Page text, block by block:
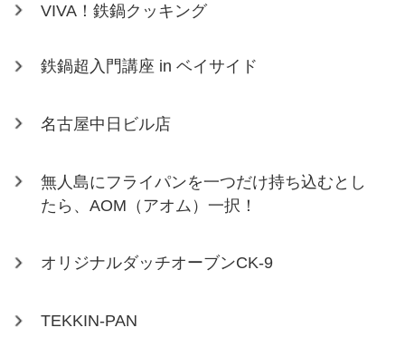
VIVA！鉄鍋クッキング
鉄鍋超入門講座 in ベイサイド
名古屋中日ビル店
無人島にフライパンを一つだけ持ち込むとし
たら、AOM（アオム）一択！
オリジナルダッチオーブンCK-9
TEKKIN-PAN